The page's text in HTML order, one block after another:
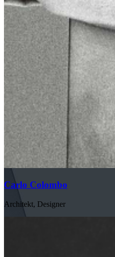
Carlo Colombo
Architekt, Designer